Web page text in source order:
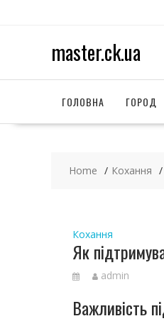
master.ck.ua
ГОЛОВНА ГОРОД
Home Кохання
Кохання
Як
admin
Важливість